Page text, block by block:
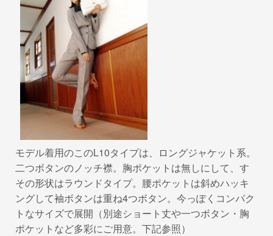
モデル着用のこのL10タイプは、ロングジャケット系。
二つボタンのノッチ襟。胸ポケットは無しにして、す
その形状はラウンドタイプ。腰ポケットは斜めハッキ
ングして袖ボタンは重ね4つボタン。今っぽくコンパク
トなサイズで展開（別途ショート丈や一つボタン・胸
ポケットなど多彩にご用意。下記参照）